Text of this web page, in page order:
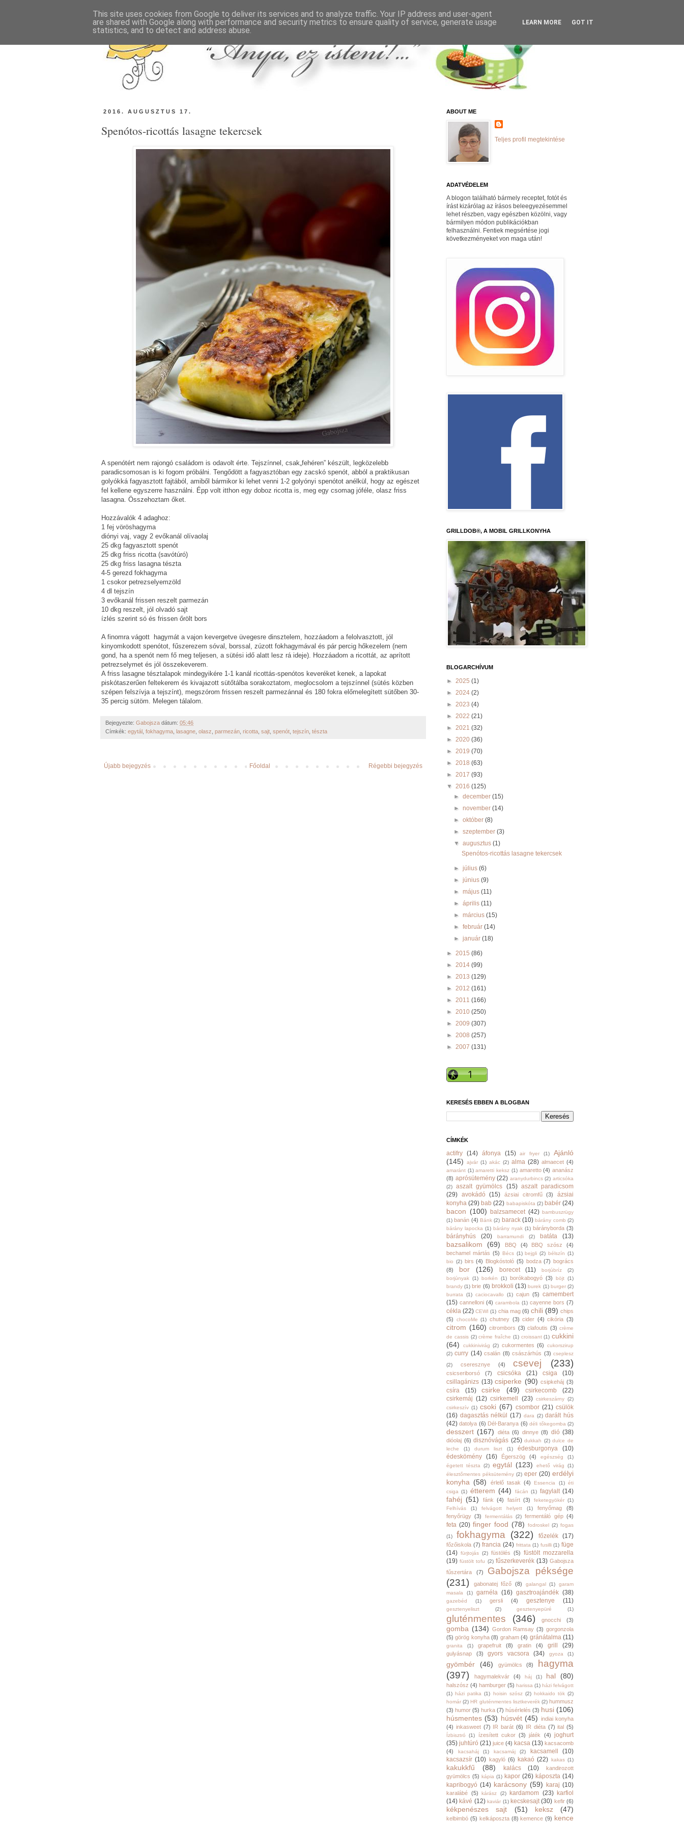
2016. AUGUSZTUS 17.
Spenótos-ricottás lasagne tekercsek
A spenótért nem rajongó családom is odavolt érte. Tejszínnel, csak„fehéren” készült, legközelebb
paradicsomosan is ki fogom próbálni. Tengődött a fagyasztóban egy zacskó spenót, abból a praktikusan
golyókká fagyasztott fajtából, amiből bármikor ki lehet venni 1-2 golyónyi spenótot anélkül, hogy az egészet
fel kellene egyszerre használni. Épp volt itthon egy doboz ricotta is, meg egy csomag jóféle, olasz friss
lasagna. Összehoztam őket.
Hozzávalók 4 adaghoz:
1 fej vöröshagyma
diónyi vaj, vagy 2 evőkanál olívaolaj
25 dkg fagyasztott spenót
25 dkg friss ricotta (savótúró)
25 dkg friss lasagna tészta
4-5 gerezd fokhagyma
1 csokor petrezselyemzöld
4 dl tejszín
3 evőkanál frissen reszelt parmezán
10 dkg reszelt, jól olvadó sajt
ízlés szerint só és frissen őrölt bors
A finomra vágott hagymát a vajon kevergetve üvegesre dinsztelem, hozzáadom a felolvasztott, jól
kinyomkodott spenótot, fűszerezem sóval, borssal, zúzott fokhagymával és pár percig hőkezelem (nem
gond, ha a spenót nem fő meg teljesen, a sütési idő alatt lesz rá ideje). Hozzáadom a ricottát, az aprított
petrezselymet és jól összekeverem.
A friss lasagne tésztalapok mindegyikére 1-1 kanál ricottás-spenótos keveréket kenek, a lapokat
piskótaszerűen feltekerem és kivajazott sütőtálba sorakoztatom, meglocsolom a tejszínnel (sütés közben
szépen felszívja a tejszínt), megszórom frissen reszelt parmezánnal és 180 fokra előmelegített sütőben 30-
35 percig sütöm. Melegen tálalom.
Bejegyezte: Gabojsza dátum: 05:46
Címkék: egytál fokhagyma lasagne olasz parmezán ricotta sajt spenót tejszín tészta
Újabb bejegyzés Régebbi bejegyzés
Főoldal
ABOUT ME
Teljes profil megtekintése
ADATVÉDELEM
A blogon található bármely receptet, fotót és
írást kizárólag az írásos beleegyezésemmel
lehet részben, vagy egészben közölni, vagy
bármilyen módon publikációkban
felhasználni. Fentiek megsértése jogi
következményeket von maga után!
GRILLDOB®, A MOBIL GRILLKONYHA
BLOGARCHÍVUM
► 2025 (1)
► 2024 (2)
► 2023 (4)
► 2022 (21)
► 2021 (32)
► 2020 (36)
► 2019 (70)
► 2018 (63)
► 2017 (93)
▼ 2016 (125)
►december(15)
►november(14)
►október(8)
►szeptember(3)
▼augusztus(1)
Spenótos-ricottás lasagne tekercsek
►július(6)
►június(9)
►május(11)
►április(11)
►március(15)
►február(14)
►január(18)
► 2015 (86)
► 2014 (99)
► 2013 (129)
► 2012 (161)
► 2011 (166)
► 2010 (250)
► 2009 (307)
► 2008 (257)
► 2007 (131)
KERESÉS EBBEN A BLOGBAN
CÍMKÉK
actifry (14) áfonya (15) air fryer (1)
Ajánló
(145)
ajvár (1) akác (2) alma (28) almaecet (4)
amaránt (1) amaretti keksz (1) amaretto (4) ananász
(8) aprósütemény (22) aranydurbincs (2) articsóka
(2)
aszalt gyümölcs (15) aszalt paradicsom
(29) avokádó (15) ázsiai citromfű (3)
ázsiai
konyha (29) bab (22) babapiskóta (2) babér (24)
bacon (100) balzsamecet (42) bambuszrügy
(1) banán (4) Bánk (2) barack (10) bárány comb (2)
bárány lapocka (1) bárány nyak (1) bárányborda (3)
bárányhús (20) barramundi (2) batáta (13)
bazsalikom (69) BBQ (4) BBQ szósz
(4)
bechamel mártás (5) Bécs (1) bejgli (2) bélszín (1)
bio (2) birs (4) Blogkóstoló (5) bodza (7) bogrács
(8)
bor (126) borecet (11) borjúbríz
(2)
borjúnyak (1) borkén (1) borókabogyó (3) böjt (1)
brandy (1) brie (6) brokkoli (13) burek (1) burger (2)
burrata
(1) caciocavallo (1) cajun (5) camembert
(15) cannelloni (4) carambola (1) cayenne bors (7)
cékla (22) CEWI (1) chia mag (6) chili (89) chips
(5)
chocoMe (1) chutney (3) cider (4) cikória (3)
citrom (160) citrombors (3) clafoutis (3) crème
de cassis (2) crème fraîche (1) croissant (1) cukkini
(64)
cukkinivirág (2) cukormentes (6)
cukorszirup
(2) curry (14) csalán (8) császárhús (3) cseplesz
(2)
cseresznye (4) csevej (233)
csicseriborsó (7) csicsóka (21) csiga
(10)
csillagánizs (13) csiperke (90) csipkeháj (3)
csíra (15) csirke (49) csirkecomb
(22)
csirkemáj (12) csirkemell (23) csirkeszárny (2)
csirkeszív (1) csoki (67) csombor (21) csülök
(16) dagasztás nélkül (17) dara (2) darált hús
(42) datolya (6) Dél-Baranya (6) déli tőkegomba (2)
desszert (167) diéta (6) dinnye (8) dió (38)
dióolaj (6) disznóvágás (25) dukkah (2) dulce de
leche
(1) durum liszt (1) édesburgonya
(10)
édeskömény (16) Égerszög (4) egészség
(1)
égetett tészta
(2) egytál (123) ehető virág
(1)
élesztőmentes péksütemény (2) eper (20) erdélyi
konyha (58) érlelő tasak (4) Essencia (1) éti
csiga (1) étterem (44) fácán (1) fagylalt (14)
fahéj (51) fánk (4) fasírt (3) feketegyökér (1)
Felhívás
(1) felvágott helyett (1) fenyőmag
(8)
fenyőrügy (3) fermentálás (2) fermentáló gép (4)
feta (20) finger food (78) fodroskel (2) fogas
(1)
fokhagyma (322) főzelék (17)
főzőiskola (7) francia (24) frittata (1) fusilli (1) füge
(14) fürjtojás (2) füstölés (5) füstölt mozzarella
(19) füstölt tofu (2) fűszerkeverék (13) Gabojsza
fűszertára
(7)
Gabojsza péksége
(231)
gabonatej főző (8) galangal (1)
garam
masala
(1) garnéla (16) gasztroajándék (38)
gazebéd (1) gersli (4) gesztenye (11)
gesztenyeliszt (2) gesztenyepüré (1)
gluténmentes (346) gnocchi (3)
gomba (134) Gordon Ramsay (3) gorgonzola
(5) görög konyha (8) graham (4) gránátalma (11)
granita (1) grapefruit (8) gratin (4) grill (29)
gulyásnap (3) gyors vacsora (34) gyoza (1)
gyömbér (46) gyümölcs (8)
hagyma
(397)
hagymalekvár (4) háj (1) hal (80)
halszósz (4) hamburger (5) harissa (1) házi felvágott
(1) házi patika (1) hoisin szósz (2) hokkaido tök (2)
homár (2) HR gluténmentes lisztkeverék (2) hummusz
(3) humor (5) hurka (7) húsérlelés (3) husi (106)
húsmentes (53) húsvét (45) indiai konyha
(4) inkasweet (7) IR barát (6) IR diéta (7) ital (5)
Ízbisztró (1) ízesített cukor (3) játék (4) joghurt
(35) juhtúró (21) juice (4) kacsa (13) kacsacomb
(4)
kacsaháj (1) kacsamáj (2) kacsamell
(10)
kacsazsír (10) kagyló (6) kakaó (22) kakas (1)
kakukkfű (88) kalács (10)
kandirozott
gyümölcs (5) kápia (1) kapor (26) káposzta (14)
kapribogyó (14) karácsony (59) karaj (10)
karalábé (5) kárász (2) kardamom (23)
karfiol
(14) kávé (12) kaviár (1) kecskesajt (30) kefir (6)
kékpenészes sajt (51) keksz (47)
kelbimbó (5) kelkáposzta (8) kemence (9) kence
This site uses cookies from Google to deliver its services and to analyze traffic. Your IP address and user-agent
are shared with Google along with performance and security metrics to ensure quality of service, generate usage
statistics, and to detect and address abuse.
LEARN MORE GOT IT